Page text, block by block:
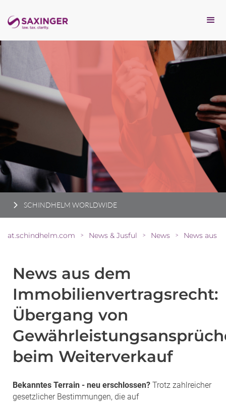
SCHINDHELM WORLDWIDE
at.schindhelm.com > News & Jusful > News >
News aus dem
Immobilienvertragsrecht:
Übergang von
beim Weiterverkauf
Bekanntes Terrain - neu erschlossen? Trotz zahlreicher
gesetzlicher Bestimmungen, die auf